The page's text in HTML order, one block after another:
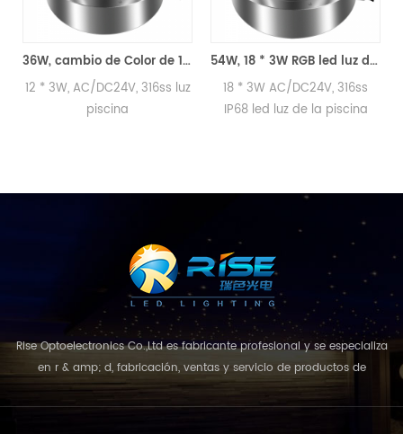
36W, cambio de Color de 12 * 3W led luz de la piscina
12 * 3W, AC/DC24V, 316ss luz
piscina
54W, 18 * 3W RGB led luz de la piscina bajo el agua
18 * 3W AC/DC24V, 316ss
IP68 led luz de la piscina
Rise Optoelectronics Co.,Ltd es fabricante profesional y se especializa
en r & amp; d, fabricación, ventas y servicio de productos de
iluminación led, con una amplia variedad de unidades de
iluminación para uso residencial, comercial y de paisaje. con el